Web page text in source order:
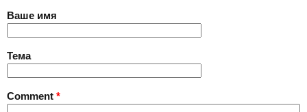
Ваше имя
Тема
Comment *